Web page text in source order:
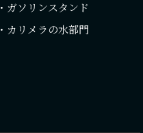
・ガソリンスタンド
・カリメラの水部門